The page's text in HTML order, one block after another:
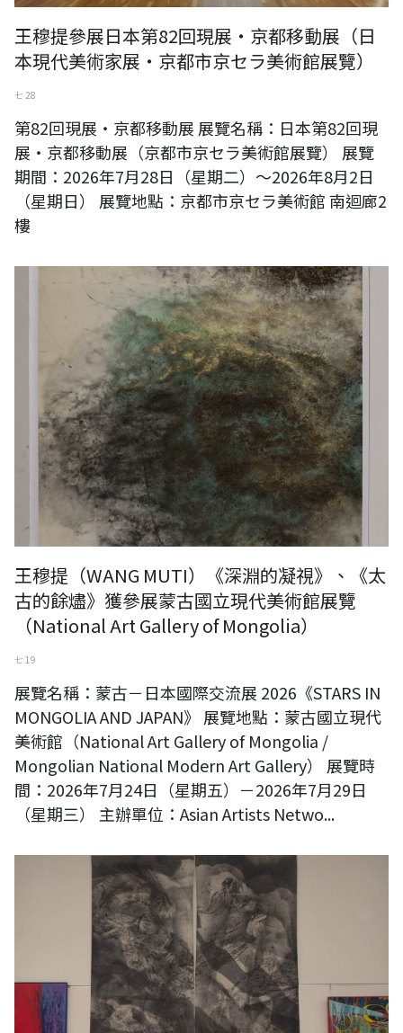
王穆提參展日本第82回現展・京都移動展（日
本現代美術家展・京都市京セラ美術館展覽）
七 28
第82回現展・京都移動展 展覽名稱：日本第82回現
展・京都移動展（京都市京セラ美術館展覽） 展覽
期間：2026年7月28日（星期二）～2026年8月2日
（星期日） 展覽地點：京都市京セラ美術館 南迴廊2
樓
王穆提（WANG MUTI）《深淵的凝視》、《太
古的餘燼》獲參展蒙古國立現代美術館展覽
（National Art Gallery of Mongolia）
七 19
展覽名稱：蒙古－日本國際交流展 2026《STARS IN
MONGOLIA AND JAPAN》 展覽地點：蒙古國立現代
美術館（National Art Gallery of Mongolia /
Mongolian National Modern Art Gallery） 展覽時
間：2026年7月24日（星期五）－2026年7月29日
（星期三） 主辦單位：Asian Artists Netwo...